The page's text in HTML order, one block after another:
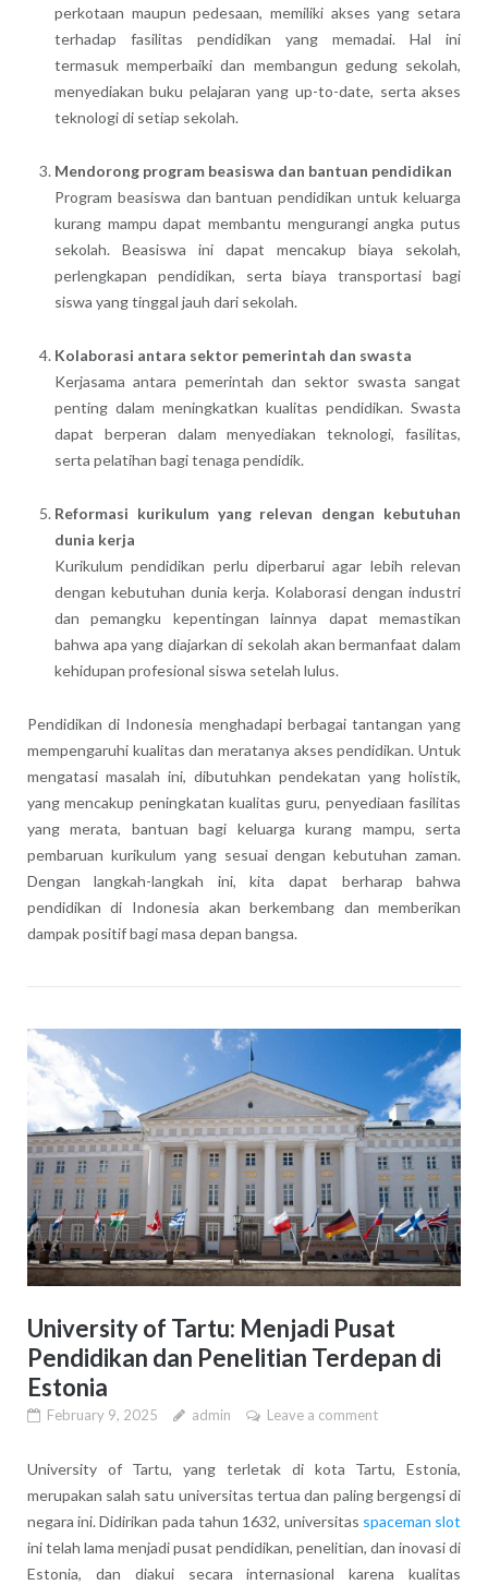
perkotaan maupun pedesaan, memiliki akses yang setara
terhadap fasilitas pendidikan yang memadai. Hal ini
termasuk memperbaiki dan membangun gedung sekolah,
menyediakan buku pelajaran yang up-to-date, serta akses
teknologi di setiap sekolah.
Mendorong program beasiswa dan bantuan pendidikan
Program beasiswa dan bantuan pendidikan untuk keluarga
kurang mampu dapat membantu mengurangi angka putus
sekolah. Beasiswa ini dapat mencakup biaya sekolah,
perlengkapan pendidikan, serta biaya transportasi bagi
siswa yang tinggal jauh dari sekolah.
Kolaborasi antara sektor pemerintah dan swasta
Kerjasama antara pemerintah dan sektor swasta sangat
penting dalam meningkatkan kualitas pendidikan. Swasta
dapat berperan dalam menyediakan teknologi, fasilitas,
serta pelatihan bagi tenaga pendidik.
Reformasi kurikulum yang relevan dengan kebutuhan
dunia kerja
Kurikulum pendidikan perlu diperbarui agar lebih relevan
dengan kebutuhan dunia kerja. Kolaborasi dengan industri
dan pemangku kepentingan lainnya dapat memastikan
bahwa apa yang diajarkan di sekolah akan bermanfaat dalam
kehidupan profesional siswa setelah lulus.
Pendidikan di Indonesia menghadapi berbagai tantangan yang
mempengaruhi kualitas dan meratanya akses pendidikan. Untuk
mengatasi masalah ini, dibutuhkan pendekatan yang holistik,
yang mencakup peningkatan kualitas guru, penyediaan fasilitas
yang merata, bantuan bagi keluarga kurang mampu, serta
pembaruan kurikulum yang sesuai dengan kebutuhan zaman.
Dengan langkah-langkah ini, kita dapat berharap bahwa
pendidikan di Indonesia akan berkembang dan memberikan
dampak positif bagi masa depan bangsa.
University of Tartu: Menjadi Pusat
Pendidikan dan Penelitian Terdepan di
Estonia
February 9, 2025 admin Leave a comment
University of Tartu, yang terletak di kota Tartu, Estonia,
merupakan salah satu universitas tertua dan paling bergengsi di
negara ini. Didirikan pada tahun 1632, universitas spaceman slot
ini telah lama menjadi pusat pendidikan, penelitian, dan inovasi di
Estonia, dan diakui secara internasional karena kualitas